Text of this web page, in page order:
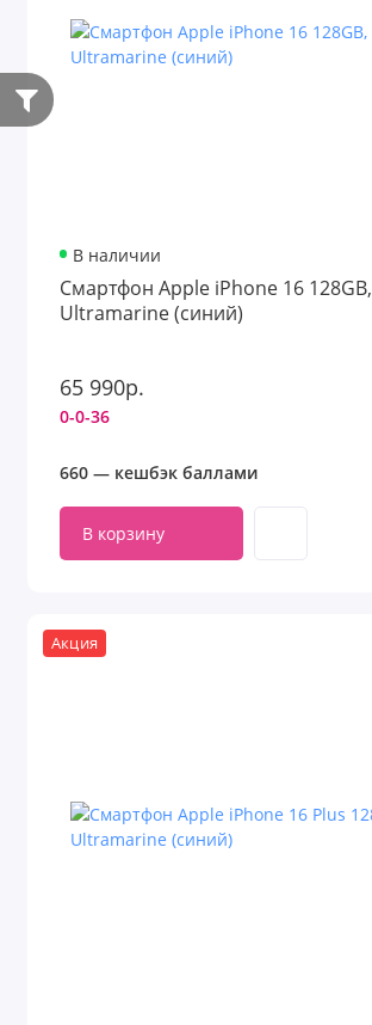
В наличии
Смартфон Apple iPhone 16 128GB,
Ultramarine (синий)
65 990р.
0-0-36
660 — кешбэк баллами
В корзину
Акция